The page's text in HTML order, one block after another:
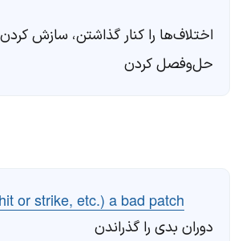
اختلاف‌ها را کنار گذاشتن، سازش
حل‌وفصل کردن
or strike, etc.) a bad patch
دوران بدی را گذراندن